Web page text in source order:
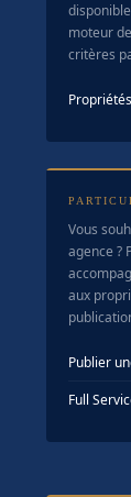
moteur
critères
Vous
agence ?
aux
Publier
Full